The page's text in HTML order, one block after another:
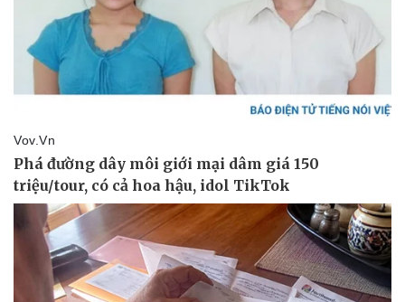
Vụ án
Tin nóng
Tư vấn luật
Quân sự - Quốc phòng
Việt Nam
Phân tích